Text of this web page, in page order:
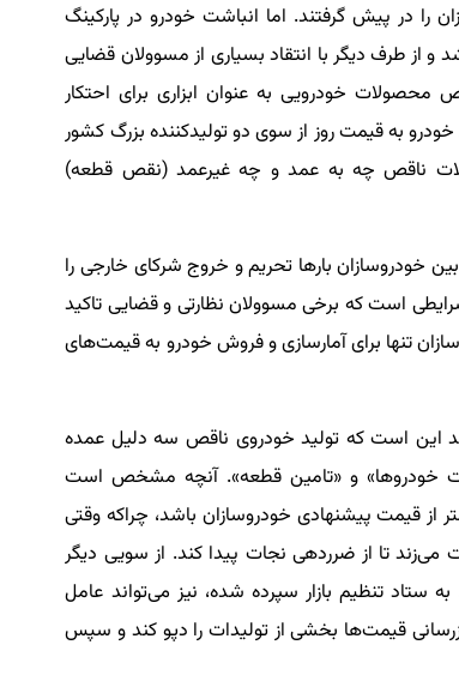
را در پیش گرفتند. اما انباشت خودرو در پارکینگ
از طرف دیگر با انتقاد بسیاری از مسوولان قضایی
محصولات خودرویی به عنوان ابزاری برای احتکار
به قیمت روز از سوی دو تولیدکننده بزرگ کشور
ناقص چه به عمد و چه غیرعمد (نقص قطعه)
خودروسازان بارها تحریم و خروج شرکای خارجی را
است که برخی مسوولان نظارتی و قضایی تاکید
تنها برای آمار‌سازی و فروش خودرو به قیمت‌های
این است که تولید خودروی ناقص سه دلیل عمده
خودروها» و «تامین قطعه». آنچه مشخص است
قیمت پیشنهادی خودروسازان باشد، چراکه وقتی
تا از ضرردهی نجات پیدا کند. از سویی دیگر
ستاد تنظیم بازار سپرده شده، نیز می‌تواند عامل
قیمت‌ها بخشی از تولیدات را دپو کند و سپس